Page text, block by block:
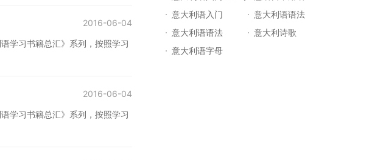
学习书籍总汇》系列，按照学习
2016-06-04
学习书籍总汇》系列，按照学习
2016-06-04
意大利语入门
意大利语语法
意大利语语法
意大利诗歌
意大利语字母